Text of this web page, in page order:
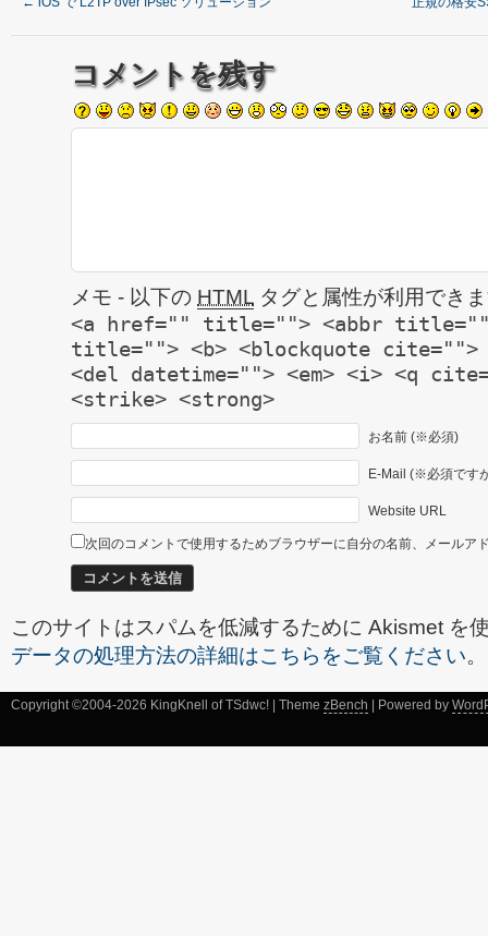
コメントを残す
メモ - 以下の HTML タグと属性が利用でき
<a href="" title=""> <abbr title="">
title=""> <b> <blockquote cite="">
<del datetime=""> <em> <i> <q
<strike> <strong>
お名前 (※必須)
E-Mail (※必須です
Website URL
次回のコメントで使用するためブラウザーに自分の名前、メールア
このサイトはスパムを低減するために Akismet を
データの処理方法の詳細はこちらをご覧ください。
Copyright ©2004-2026 KingKnell of TSdwc! | Theme zBench | Powered by